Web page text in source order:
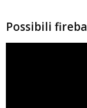
Possibili